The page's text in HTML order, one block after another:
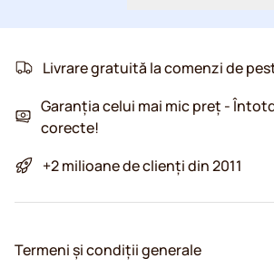
Livrare gratuită la comenzi de
Garanția celui mai mic preț -
corecte!
+2 milioane de clienți din 2011
Termeni și condiții generale